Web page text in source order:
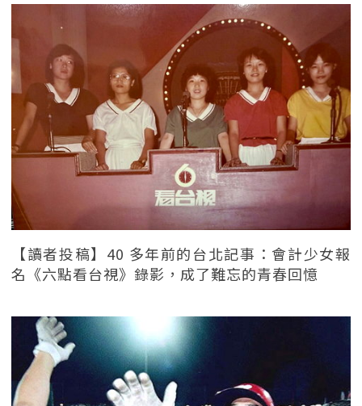
【讀者投稿】40 多年前的台北記事：會計少女報
名《六點看台視》錄影，成了難忘的青春回憶